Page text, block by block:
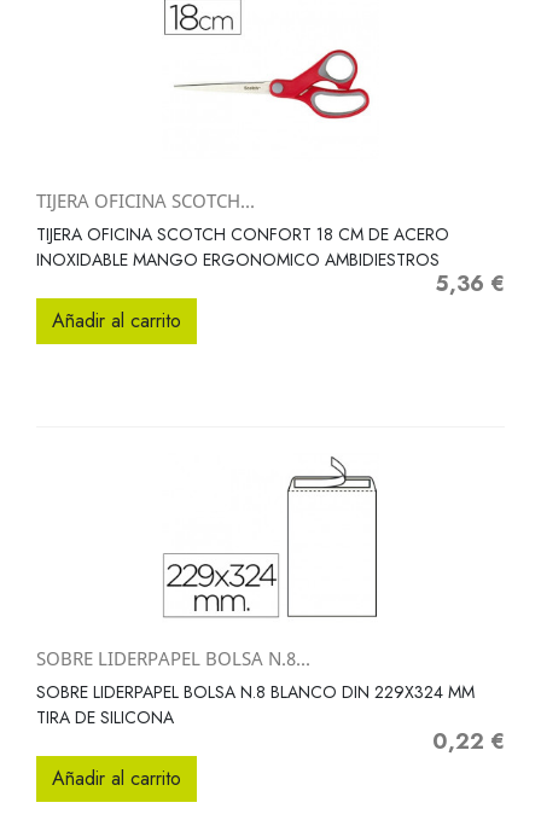
TIJERA OFICINA SCOTCH...
TIJERA OFICINA SCOTCH CONFORT 18 CM DE ACERO
INOXIDABLE MANGO ERGONOMICO AMBIDIESTROS
Precio
5,36 €
Añadir al carrito
SOBRE LIDERPAPEL BOLSA N.8...
SOBRE LIDERPAPEL BOLSA N.8 BLANCO DIN 229X324 MM
TIRA DE SILICONA
Precio
0,22 €
Añadir al carrito